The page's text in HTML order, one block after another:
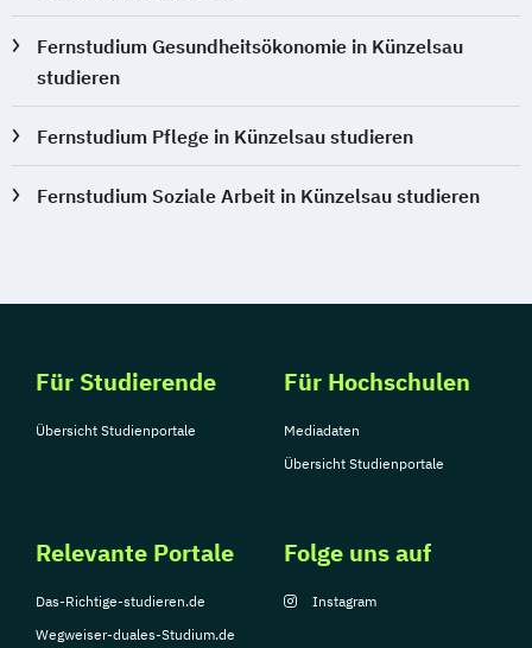
Fernstudium Gesundheitsökonomie in Künzelsau
studieren
Fernstudium Pflege in Künzelsau studieren
Fernstudium Soziale Arbeit in Künzelsau studieren
Für Studierende
Übersicht Studienportale
Für Hochschulen
Mediadaten
Übersicht Studienportale
Relevante Portale
Das-Richtige-studieren.de
Wegweiser-duales-Studium.de
Folge uns auf
Instagram